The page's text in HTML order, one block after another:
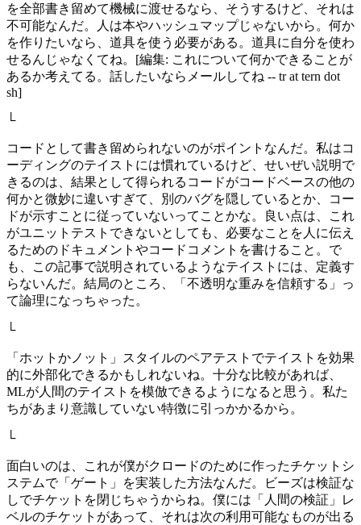
を全部書き留めて機械に渡せるなら、そうするけど、それは
不可能なんだ。人は本やハッシュマップじゃないから。何か
を作りたいなら、道具を使う必要がある。道具に自分を使わ
せるんじゃなくてね。[編集: これについて何かできることが
あるか考えてる。話したいならメールしてね -- tr at tern dot
sh]
└
コードとして書き留められないのがポイントなんだ。私はコ
ーディングのテイストには慣れているけど、せいぜい説明で
きるのは、結果として得られるコードがコードベースの他の
何かと微妙に違いすぎて、別のバグを隠しているとか、コー
ドが示すことに従っていないってことかな。良い点は、これ
がユニットテストできないとしても、必要なことを人に伝え
るためのドキュメントやコードコメントを書けること。で
も、この記事で説明されているようなテイストには、定義す
らないんだ。結局のところ、「不透明な重みを信頼する」っ
て論理になっちゃった。
└
「ホットかノット」スタイルのペアテストでテイストを効果
的に外部化できるかもしれないね。十分な比較があれば、
MLが人間のテイストを模倣できるようになると思う。私た
ちがあまり意識していない特徴に引っかかるから。
└
面白いのは、これが僕がクロードのために作ったチケットシ
ステムで「ゲート」を実装した方法なんだ。ビーズは検証な
しでチケットを閉じちゃうからね。僕には「人間の検証」レ
ベルのチケットがあって、それは次の利用可能なものが出る